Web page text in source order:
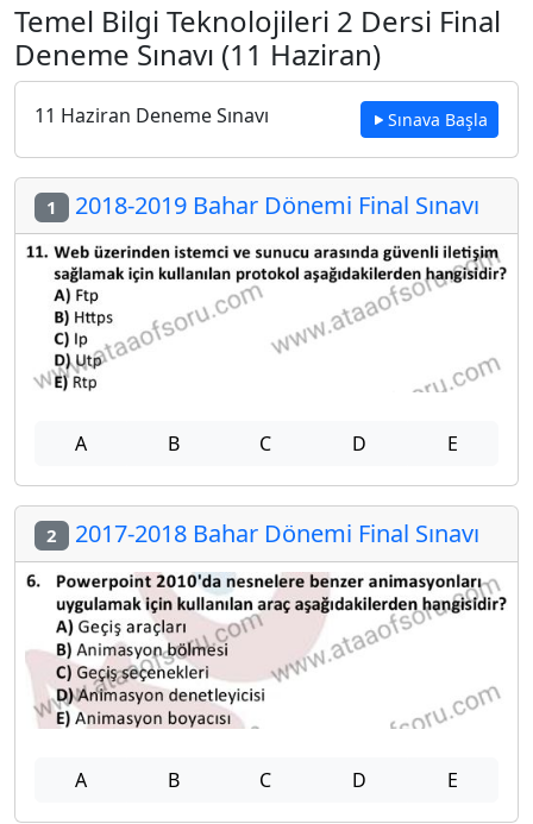
Temel Bilgi Teknolojileri 2 Dersi Final
Deneme Sınavı (11 Haziran)
11 Haziran Deneme Sınavı Sınava Başla
1 2018-2019 Bahar Dönemi Final Sınavı
A B C D E
2 2017-2018 Bahar Dönemi Final Sınavı
A B C D E